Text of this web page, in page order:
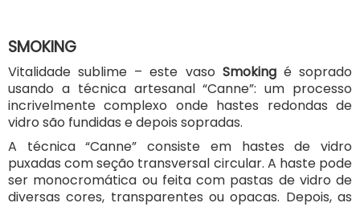
SMOKING
Vitalidade sublime – este vaso Smokingé soprado
usando a técnica artesanal “Canne”: um processo
incrivelmente complexo onde hastes redondas de
vidro são fundidas e depois sopradas.
A técnica “Canne” consiste em hastes de vidro
puxadas com seção transversal circular. A haste pode
ser monocromática ou feita com pastas de vidro de
diversas cores, transparentes ou opacas. Depois, as